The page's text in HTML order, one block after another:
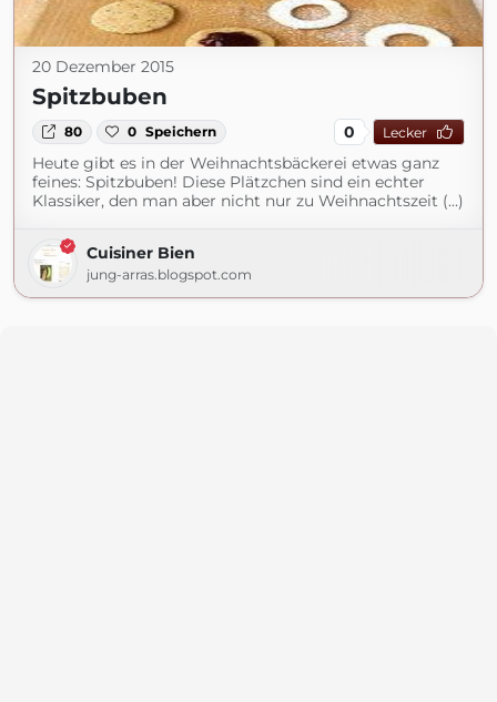
20 Dezember 2015
Spitzbuben
80 0 Speichern 0 Lecker
Heute gibt es in der Weihnachtsbäckerei etwas ganz
feines: Spitzbuben! Diese Plätzchen sind ein echter
Klassiker, den man aber nicht nur zu Weihnachtszeit (...)
Cuisiner Bien
jung-arras.blogspot.com